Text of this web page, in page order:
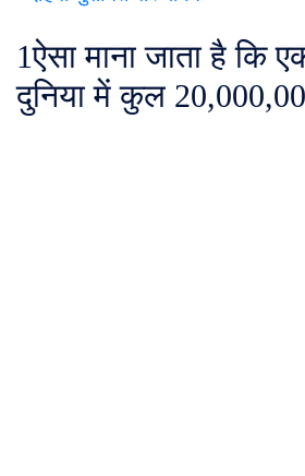
1ऐसा माना जाता है कि
दुनिया में कुल